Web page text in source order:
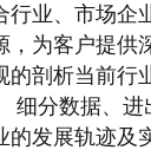
行业、市场企
，为客户提供
的剖析当前行
细分数据、
的发展轨迹及